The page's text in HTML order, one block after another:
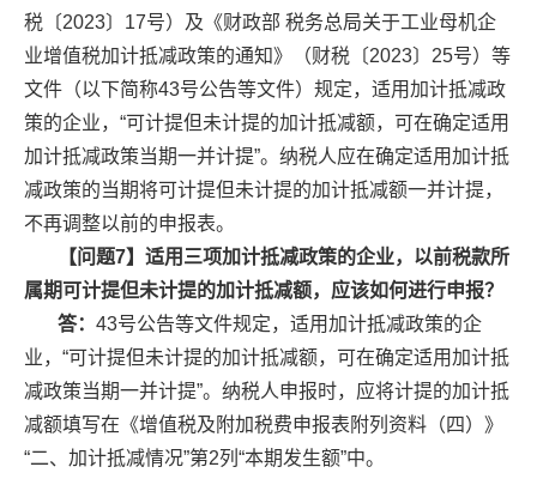
税〔2023〕17号）及《财政部 税务总局关于工业母机企
业增值税加计抵减政策的通知》（财税〔2023〕25号）等
文件（以下简称43号公告等文件）规定，适用加计抵减政
策的企业，“可计提但未计提的加计抵减额，可在确定适用
加计抵减政策当期一并计提”。纳税人应在确定适用加计抵
减政策的当期将可计提但未计提的加计抵减额一并计提，
不再调整以前的申报表。
【问题7】适用三项加计抵减政策的企业，以前税款所
属期可计提但未计提的加计抵减额，应该如何进行申报？
答： 43号公告等文件规定，适用加计抵减政策的企
业，“可计提但未计提的加计抵减额，可在确定适用加计抵
减政策当期一并计提”。纳税人申报时，应将计提的加计抵
减额填写在《增值税及附加税费申报表附列资料（四）》
“二、加计抵减情况”第2列“本期发生额”中。